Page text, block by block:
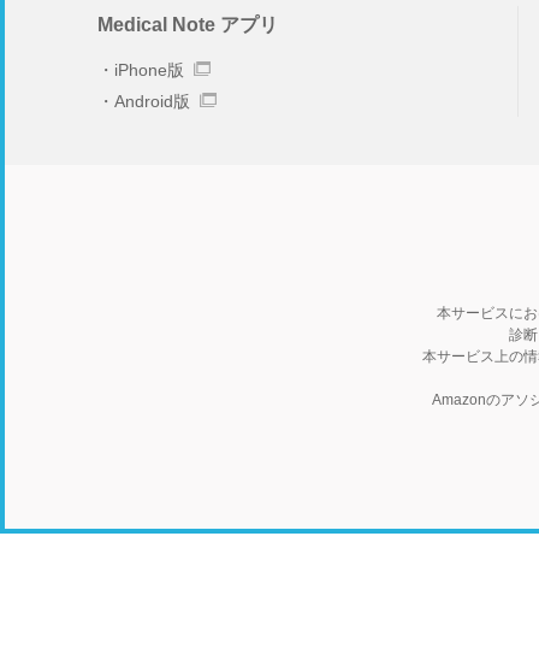
Medical Note アプリ
iPhone版
Android版
本サービスに
診
本サービス上の
Amazonのアソ